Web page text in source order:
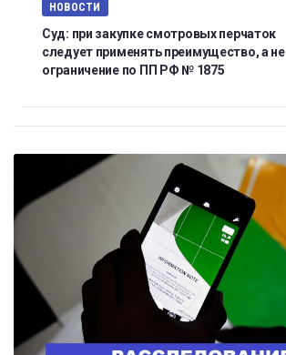
НОВОСТИ
Суд: при закупке смотровых перчаток
следует применять преимущество, а не
ограничение по ПП РФ № 1875